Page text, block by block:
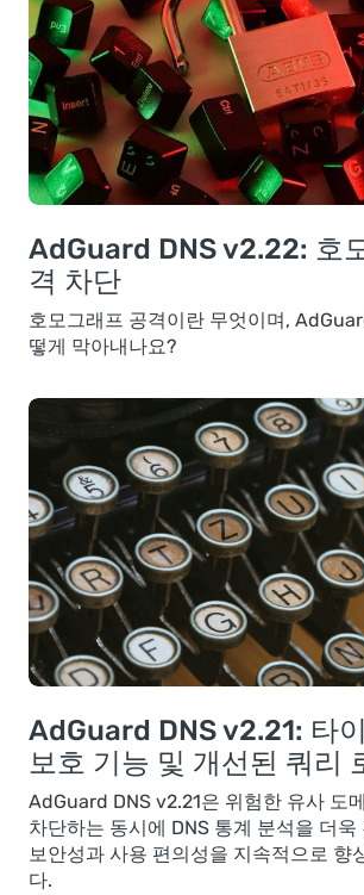
AdGuard DNS v2.22: 호
격 차단
호모그래프 공격이란 무엇이며,
떻게 막아내나요?
AdGuard DNS v2.21: 타
보호 기능 및 개선된 쿼리
AdGuard DNS v2.21은 위험한 유사 도
차단하는 동시에 DNS 통계 분석을 더욱
보안성과 사용 편의성을 지속적으로 향
다.